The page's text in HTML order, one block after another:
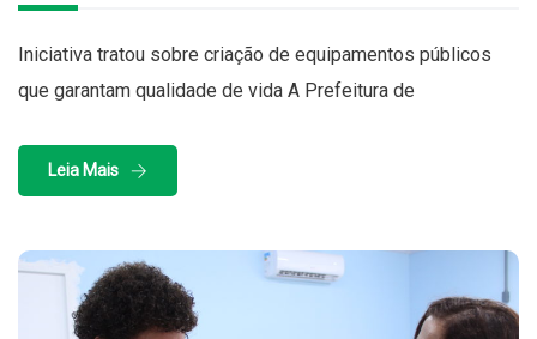
Iniciativa tratou sobre criação de equipamentos públicos
que garantam qualidade de vida A Prefeitura de
Leia Mais